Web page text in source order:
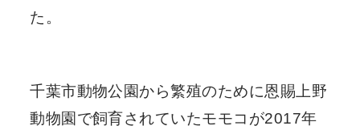
た。
千葉市動物公園から繁殖のために恩賜上野
動物園で飼育されていたモモコが2017年